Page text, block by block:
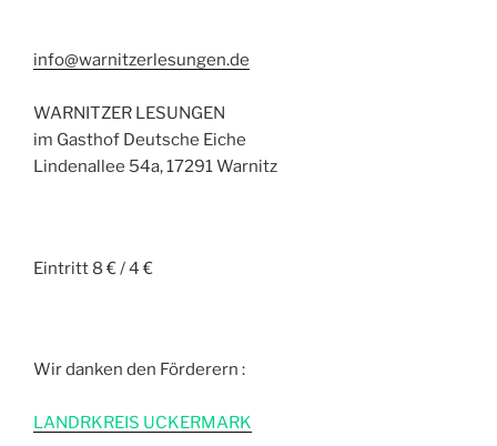
info@warnitzerlesungen.de
WARNITZER LESUNGEN
im Gasthof Deutsche Eiche
Lindenallee 54a, 17291 Warnitz
Eintritt 8 € / 4 €
Wir danken den Förderern :
LANDRKREIS UCKERMARK